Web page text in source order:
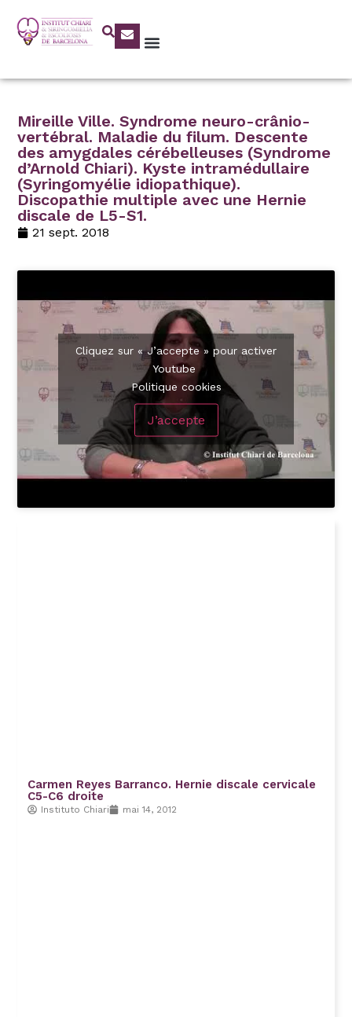
Mireille Ville. Syndrome neuro-crânio-
vertébral. Maladie du filum. Descente
des amygdales cérébelleuses (Syndrome
d’Arnold Chiari). Kyste intramédullaire
(Syringomyélie idiopathique).
Discopathie multiple avec une Hernie
discale de L5-S1.
21 sept. 2018
Cliquez sur « J’accepte » pour activer
Youtube
Politique cookies
J’accepte
Carmen Reyes Barranco. Hernie discale cervicale
C5-C6 droite
Instituto Chiari mai 14, 2012